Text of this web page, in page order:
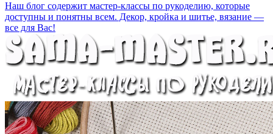
Наш блог содержит мастер-классы по рукоделию, которые
доступны и понятны всем. Декор, кройка и шитье, вязание —
все для Вас!